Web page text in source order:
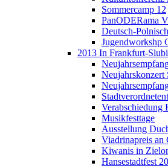
Sommercamp 12
PanODERama V
Deutsch-
Jugendworkshp
2013 In Frankfurt-
Neujahrskonzert
Verabschiedung
Musikfesttage
Ausstellung
Viadrinapreis an
Kiwanis in
Hansestadtfest